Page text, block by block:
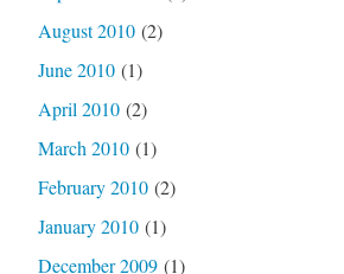
August 2010(2)
June 2010(1)
April 2010(2)
March 2010(1)
February 2010(2)
January 2010(1)
December 2009(1)